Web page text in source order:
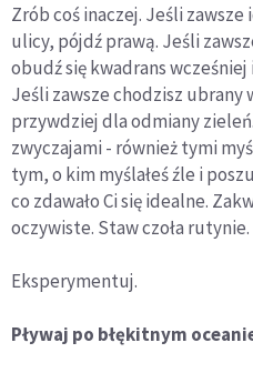
Zrób coś inaczej. Jeśli
ulicy, pójdź prawą. Jeśli
obudź się kwadrans wcześniej
Jeśli zawsze chodzisz ubrany
przywdziej dla odmiany
zwyczajami - również tymi
tym, o kim myślałeś źle i
co zdawało Ci się idealne.
oczywiste. Staw czoła rutynie.
Eksperymentuj.
Pływaj po błękitnym